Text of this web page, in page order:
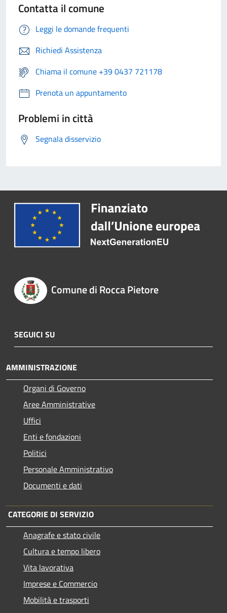
Contatta il comune
Leggi le domande frequenti
Richiedi Assistenza
Chiama il comune +39 0437 721178
Prenota un appuntamento
Problemi in città
Segnala disservizio
Comune di Rocca Pietore
SEGUICI SU
AMMINISTRAZIONE
Organi di Governo
Aree Amministrative
Uffici
Enti e fondazioni
Politici
Personale Amministrativo
Documenti e dati
CATEGORIE DI SERVIZIO
Anagrafe e stato civile
Cultura e tempo libero
Vita lavorativa
Imprese e Commercio
Mobilità e trasporti